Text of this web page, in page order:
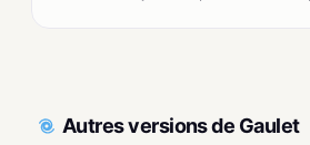
Autres versions de Gaulet